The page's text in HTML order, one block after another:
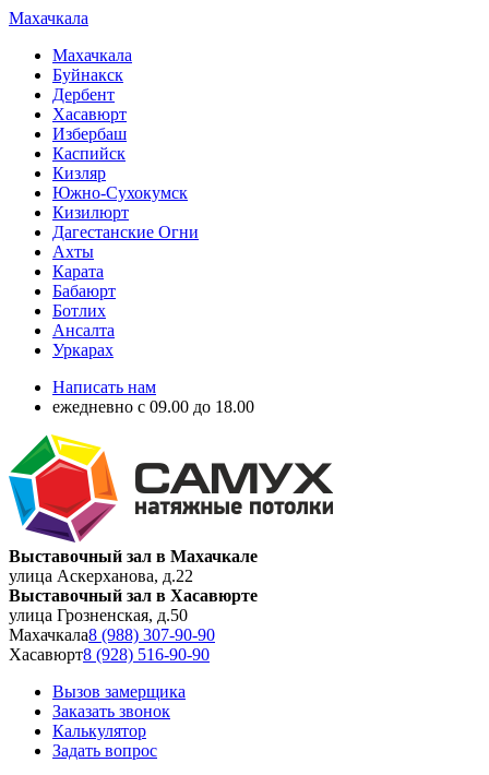
Махачкала
Махачкала
Буйнакск
Дербент
Хасавюрт
Избербаш
Каспийск
Кизляр
Южно-Сухокумск
Кизилюрт
Дагестанские Огни
Ахты
Карата
Бабаюрт
Ботлих
Ансалта
Уркарах
Написать нам
ежедневно с 09.00 до 18.00
Выставочный зал в Махачкале
улица Аскерханова, д.22
Выставочный зал в Хасавюрте
улица Грозненская, д.50
Махачкала8 (988) 307-90-90
Хасавюрт8 (928) 516-90-90
Вызов замерщика
Заказать звонок
Калькулятор
Задать вопрос